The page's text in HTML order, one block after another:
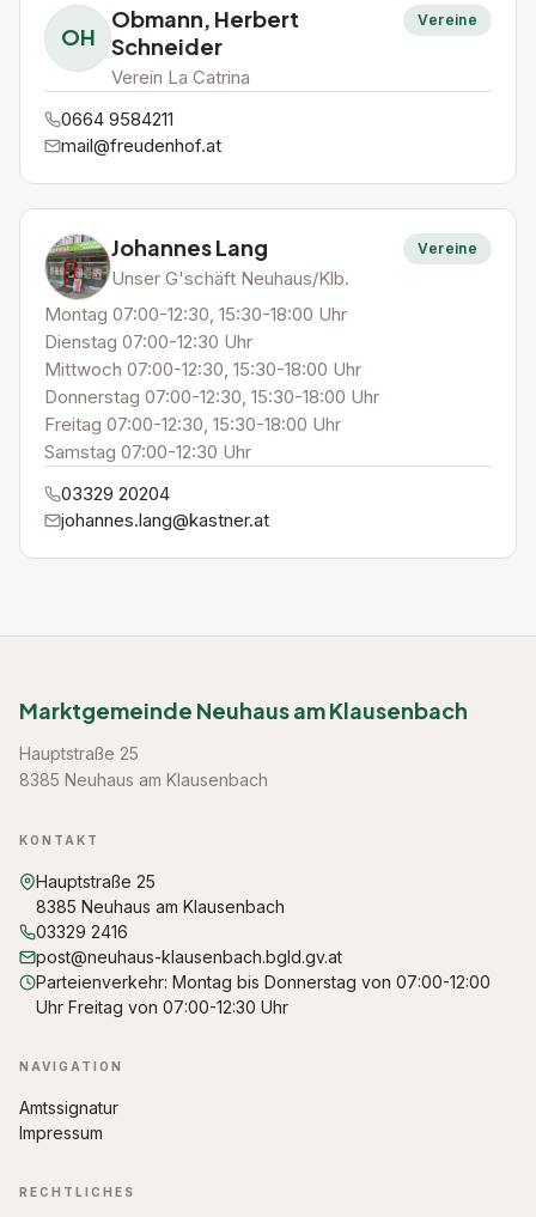
OH
Obmann, Herbert
Schneider
Verein La Catrina
Vereine
0664 9584211
mail@freudenhof.at
Johannes Lang
Unser G'schäft Neuhaus/Klb.
Vereine
Montag 07:00-12:30, 15:30-18:00 Uhr
Dienstag 07:00-12:30 Uhr
Mittwoch 07:00-12:30, 15:30-18:00 Uhr
Donnerstag 07:00-12:30, 15:30-18:00 Uhr
Freitag 07:00-12:30, 15:30-18:00 Uhr
Samstag 07:00-12:30 Uhr
03329 20204
johannes.lang@kastner.at
Marktgemeinde Neuhaus am Klausenbach
Hauptstraße 25
8385 Neuhaus am Klausenbach
KONTAKT
Hauptstraße 25
8385 Neuhaus am Klausenbach
03329 2416
post@neuhaus-klausenbach.bgld.gv.at
Parteienverkehr: Montag bis Donnerstag von 07:00-12:00
Uhr Freitag von 07:00-12:30 Uhr
NAVIGATION
Amtssignatur
Impressum
RECHTLICHES